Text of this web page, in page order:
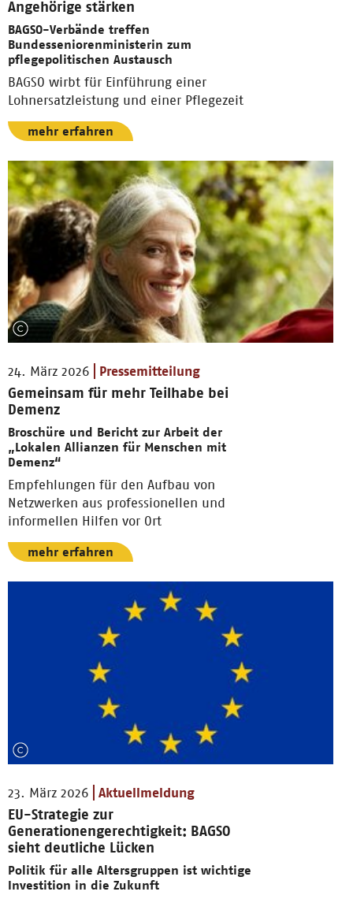
Angehörige stärken
BAGSO-Verbände treffen
Bundesseniorenministerin zum
pflegepolitischen Austausch
BAGSO wirbt für Einführung einer
Lohnersatzleistung und einer Pflegezeit
mehr erfahren
24. März 2026 Pressemitteilung
Gemeinsam für mehr Teilhabe bei
Demenz
Broschüre und Bericht zur Arbeit der
„Lokalen Allianzen für Menschen mit
Demenz“
Empfehlungen für den Aufbau von
Netzwerken aus professionellen und
informellen Hilfen vor Ort
mehr erfahren
23. März 2026 Aktuellmeldung
EU-Strategie zur
Generationengerechtigkeit: BAGSO
sieht deutliche Lücken
Politik für alle Altersgruppen ist wichtige
Investition in die Zukunft